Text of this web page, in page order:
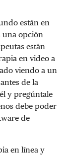
están en
una opción
están
en video a
viendo a un
de la
y pregúntale
debe poder
de
en línea y